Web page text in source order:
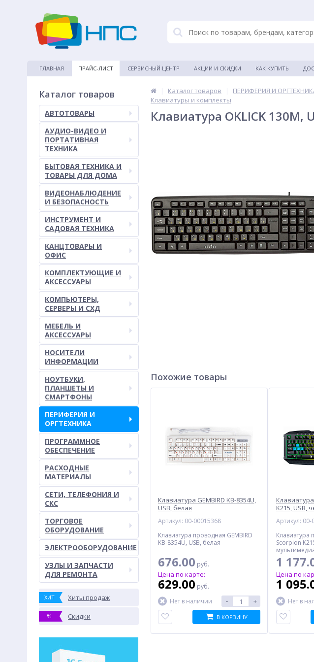
ГЛАВНАЯ ПРАЙС-ЛИСТ СЕРВИСНЫЙ ЦЕНТР АКЦИИ И СКИДКИ КАК КУПИТЬ
Каталог товаров
АВТОТОВАРЫ
АУДИО-ВИДЕО И
ПОРТАТИВНАЯ
ТЕХНИКА
БЫТОВАЯ ТЕХНИКА И
ТОВАРЫ ДЛЯ ДОМА
ВИДЕОНАБЛЮДЕНИЕ
И БЕЗОПАСНОСТЬ
ИНСТРУМЕНТ И
САДОВАЯ ТЕХНИКА
КАНЦТОВАРЫ И
ОФИС
КОМПЛЕКТУЮЩИЕ И
АКСЕССУАРЫ
КОМПЬЮТЕРЫ,
СЕРВЕРЫ И СХД
МЕБЕЛЬ И
АКСЕССУАРЫ
НОСИТЕЛИ
ИНФОРМАЦИИ
НОУТБУКИ,
ПЛАНШЕТЫ И
СМАРТФОНЫ
ПЕРИФЕРИЯ И
ОРГТЕХНИКА
ПРОГРАММНОЕ
ОБЕСПЕЧЕНИЕ
РАСХОДНЫЕ
МАТЕРИАЛЫ
СЕТИ, ТЕЛЕФОНИЯ И
СКС
ТОРГОВОЕ
ОБОРУДОВАНИЕ
ЭЛЕКТРООБОРУДОВАНИЕ
УЗЛЫ И ЗАПЧАСТИ
ДЛЯ РЕМОНТА
ХИТ Хиты продаж
% Скидки
| Каталог товаров | ПЕРИФЕРИЯ И
Клавиатуры и комплекты
Клавиатура OKLICK 130M,
Похожие товары
Клавиатура GEMBIRD KB-8354U,
USB, белая
Артикул: 00-00015368
Клавиатура проводная GEMBIRD
KB-8354U, USB, белая
676.00 руб.
Цена по карте:
629.00 руб.
Нет в наличии
- +
В КОРЗИНУ
K215, USB,
Артикул: 00-
Клавиатура
Scorpion
USB, черная
1
Цена по
1
Нет в